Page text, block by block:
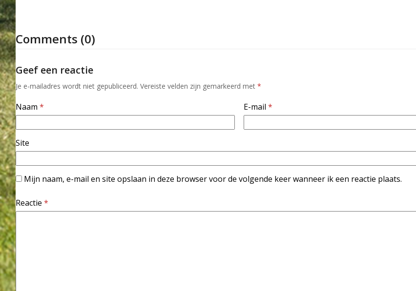
Comments (0)
Geef een reactie
Je e-mailadres wordt niet gepubliceerd. Vereiste velden zijn gemarkeerd met *
Naam * E-mail*
Site
Mijn naam, e-mail en site opslaan in deze browser voor de volgende keer wanneer ik een reactie plaats.
Reactie *